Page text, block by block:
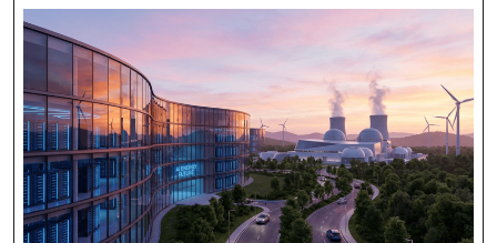
Klimaneutralen
Energie
In
Der
EU